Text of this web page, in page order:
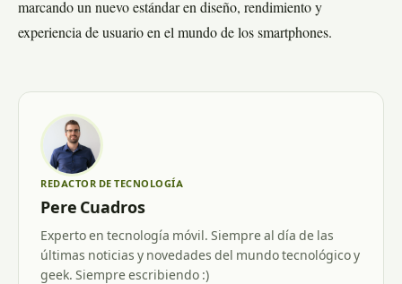
marcando un nuevo estándar en diseño, rendimiento y
experiencia de usuario en el mundo de los smartphones.
REDACTOR DE TECNOLOGÍA
Pere Cuadros
Experto en tecnología móvil. Siempre al día de las
últimas noticias y novedades del mundo tecnológico y
geek. Siempre escribiendo :)